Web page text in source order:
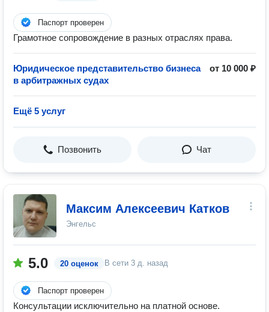
Паспорт проверен
Грамотное сопровождение в разных отраслях права.
Юридическое представительство бизнеса
в арбитражных судах
от 10 000 ₽
Ещё 5 услуг
Позвонить Чат
Максим Алексеевич Катков
Энгельс
5.0 20 оценок В сети 3 д. назад
Паспорт проверен
Консультации исключительно на платной основе.